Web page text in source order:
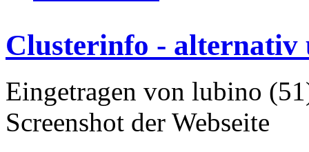
Clusterinfo - alternativ
Eingetragen von lubino
Screenshot der Webseite